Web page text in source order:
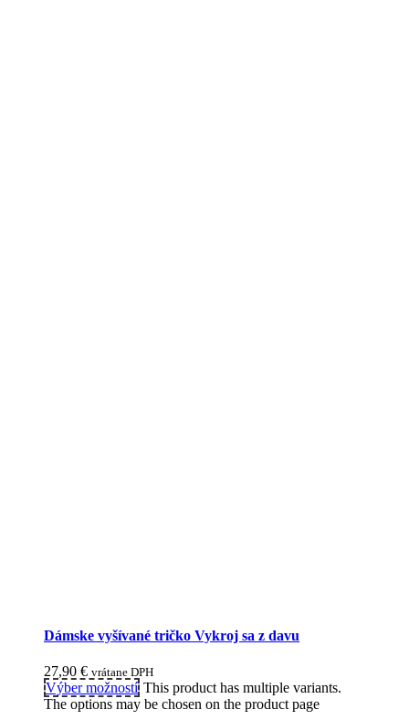
Dámske vyšívané tričko Vykroj sa z davu
27,90 € vrátane DPH
Výber možností This product has multiple variants.
The options may be chosen on the product page